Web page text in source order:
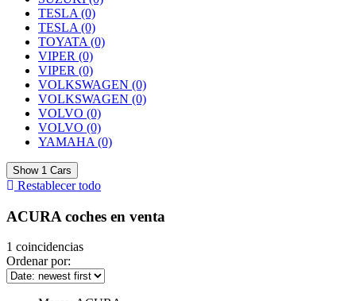
TESLA (0)
TESLA (0)
TOYATA (0)
VIPER (0)
VIPER (0)
VOLKSWAGEN (0)
VOLKSWAGEN (0)
VOLVO (0)
VOLVO (0)
YAMAHA (0)
Show 1 Cars
Restablecer todo
ACURA coches en venta
1 coincidencias
Ordenar por: